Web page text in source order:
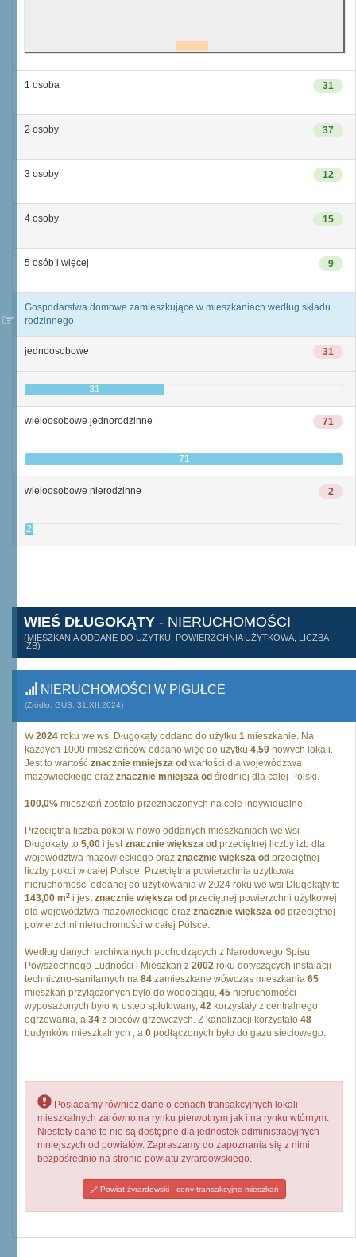
31
1 osoba
37
2 osoby
12
3 osoby
15
4 osoby
9
5 osób i więcej
Gospodarstwa domowe zamieszkujące w mieszkaniach według składu
rodzinnego
31
jednoosobowe
31
71
wieloosobowe jednorodzinne
71
2
wieloosobowe nierodzinne
2
WIEŚ DŁUGOKĄTY - NIERUCHOMOŚCI
(MIESZKANIA ODDANE DO UŻYTKU, POWIERZCHNIA UŻYTKOWA, LICZBA
IZB)
NIERUCHOMOŚCI W PIGUŁCE
(Źródło: GUS, 31.XII.2024)
W2024 roku we wsi Długokąty oddano do użytku 1 mieszkanie. Na
każdych 1000 mieszkańców oddano więc do użytku 4,59 nowych lokali.
Jest to wartość znacznie mniejsza od wartości dla województwa
mazowieckiego oraz znacznie mniejsza od średniej dla całej Polski.
100,0% mieszkań zostało przeznaczonych na cele indywidualne.
Przeciętna liczba pokoi w nowo oddanych mieszkaniach we wsi
Długokąty to 5,00 i jestznacznie większa od przeciętnej liczby izb dla
województwa mazowieckiego oraz znacznie większa od przeciętnej
liczby pokoi w całej Polsce. Przeciętna powierzchnia użytkowa
nieruchomości oddanej do użytkowania w 2024 roku we wsi Długokąty to
143,00 m2 i jestznacznie większa od przeciętnej powierzchni użytkowej
dla województwa mazowieckiego oraz znacznie większa od przeciętnej
powierzchni nieruchomości w całej Polsce.
Według danych archiwalnych pochodzących z Narodowego Spisu
Powszechnego Ludności i Mieszkań z 2002 roku dotyczących instalacji
techniczno-sanitarnych na 84 zamieszkane wówczas mieszkania 65
mieszkań przyłączonych było do wodociągu, 45 nieruchomości
wyposażonych było w ustęp spłukiwany, 42 korzystały z centralnego
ogrzewania, a 34 z pieców grzewczych. Z kanalizacji korzystało 48
budynków mieszkalnych , a 0 podłączonych było do gazu sieciowego.
Posiadamy również dane o cenach transakcyjnych lokali
mieszkalnych zarówno na rynku pierwotnym jak i na rynku wtórnym.
Niestety dane te nie są dostępne dla jednostek administracyjnych
mniejszych od powiatów. Zapraszamy do zapoznania się z nimi
bezpośrednio na stronie powiatu żyrardowskiego.
Powiat żyrardowski - ceny transakcyjne mieszkań